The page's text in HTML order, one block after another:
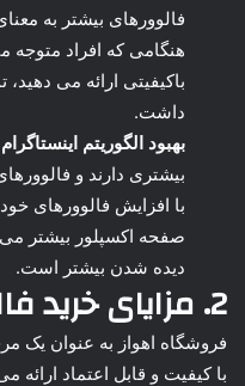
فالوورهای بیشتر به
هنگامی که افراد
باکیفیتی ارائه می
داشت.
بهبود الگوریتم اینستاگرام
بیشتری دارند و
با افزایش فالوورهای
صفحه اکسپلور بیشتر
دیده شدن بیشتر است.
2. مزایای خرید
فروشگاه اهواز به عنوان یک
با کیفیت و قابل اعتماد ارائه